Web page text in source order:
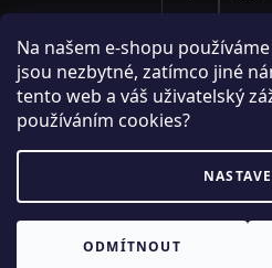
Na našem e-shopu používáme
jsou nezbytné, zatímco jiné
tento web a váš uživatelský
používáním cookies?
ODMÍTNOUT
PROVOZOVATELEM STRANEK
FASHION S.R.O.,